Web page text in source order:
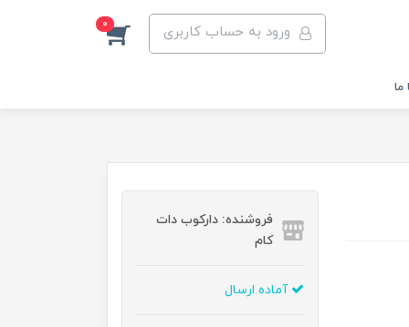
ورود به حساب کاربری 0
ما
فروشنده: دارکوب دات
کام
آماده ارسال